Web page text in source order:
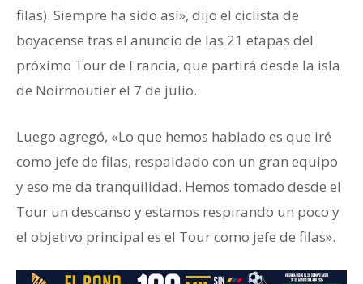
filas). Siempre ha sido así», dijo el ciclista de
boyacense tras el anuncio de las 21 etapas del
próximo Tour de Francia, que partirá desde la isla
de Noirmoutier el 7 de julio.
Luego agregó, «Lo que hemos hablado es que iré
como jefe de filas, respaldado con un gran equipo
y eso me da tranquilidad. Hemos tomado desde el
Tour un descanso y estamos respirando un poco y
el objetivo principal es el Tour como jefe de filas».